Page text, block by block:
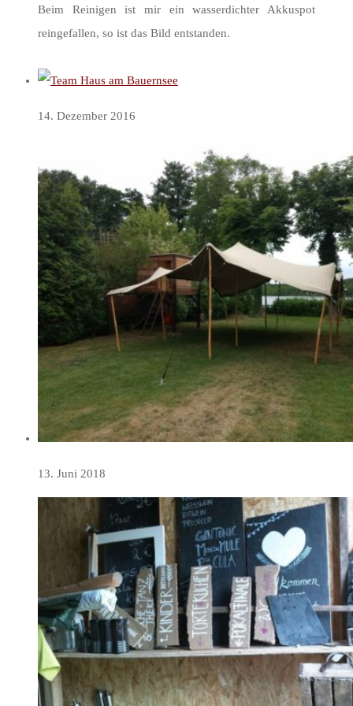
Beim Reinigen ist mir ein wasserdichter Akkuspot
reingefallen, so ist das Bild entstanden.
14. Dezember 2016
13. Juni 2018